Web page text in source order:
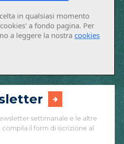
in qualsiasi momento
a fondo pagina. Per
a leggere la nostracookies
settimanale e le altre
il form di iscrizione al